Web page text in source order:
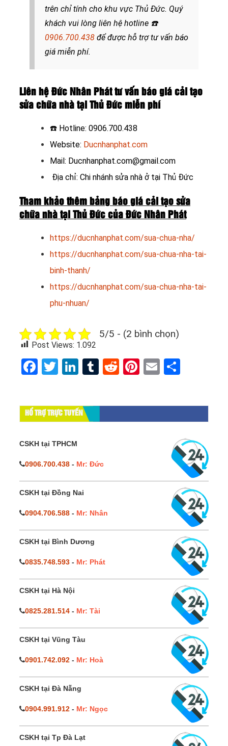
trên chỉ tính cho khu vực Thủ Đức. Quý
khách vui lòng liên hệ hotline ☎️
0906.700.438 để được hỗ trợ tư vấn báo
giá miễn phí.
Liên hệ Đức Nhân Phát tư vấn báo giá cải tạo
sửa chữa nhà tại Thủ Đức miễn phí
☎️ Hotline: 0906.700.438
Website: Ducnhanphat.com
Mail: Ducnhanphat.com@gmail.com
Địa chỉ: Chi nhánh sửa nhà ở tại Thủ Đức
Tham khảo thêm bảng báo giá cải tạo sửa
chữa nhà tại Thủ Đức của Đức Nhân Phát
https://ducnhanphat.com/sua-chua-nha/
https://ducnhanphat.com/sua-chua-nha-tai-
binh-thanh/
https://ducnhanphat.com/sua-chua-nha-tai-
phu-nhuan/
5/5 - (2 bình chọn)
Post Views: 1.092
Facebook
Twitter
LinkedIn
Tumblr
RedditPinterest
Email
HỔ TRỢ TRỰC TUYẾN
CSKH tại TPHCM
0906.700.438 - Mr: Đức
CSKH tại Đồng Nai
0904.706.588 - Mr: Nhân
CSKH tại Bình Dương
0835.748.593 - Mr: Phát
CSKH tại Hà Nội
0825.281.514 - Mr: Tài
CSKH tại Vũng Tàu
0901.742.092 - Mr: Hoà
CSKH tại Đà Nẵng
0904.991.912 - Mr: Ngọc
CSKH tại Tp Đà Lạt